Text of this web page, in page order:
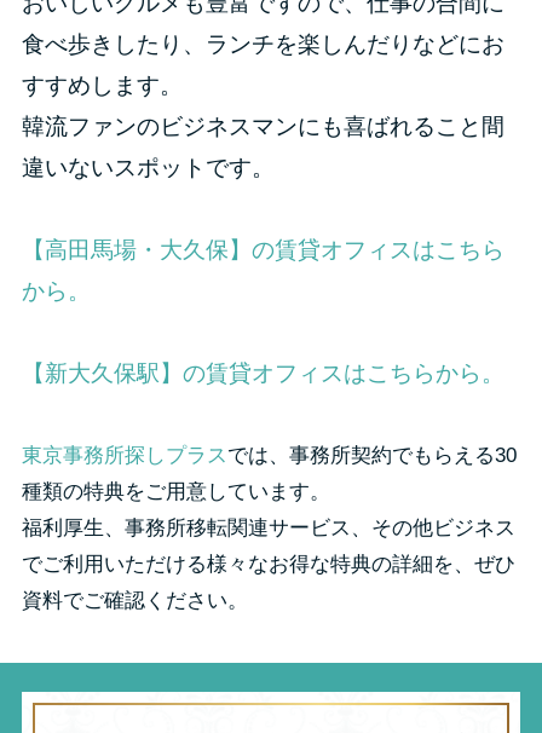
食べ歩きしたり、ランチを楽しんだりなどにお
すすめします。
韓流ファンのビジネスマンにも喜ばれること間
違いないスポットです。
【高田馬場・大久保】の賃貸オフィスはこちら
から。
【新大久保駅】の賃貸オフィスはこちらから。
東京事務所探しプラスでは、事務所契約でもらえる30
種類の特典をご用意しています。
福利厚生、事務所移転関連サービス、その他ビジネス
でご利用いただける様々なお得な特典の詳細を、ぜひ
資料でご確認ください。